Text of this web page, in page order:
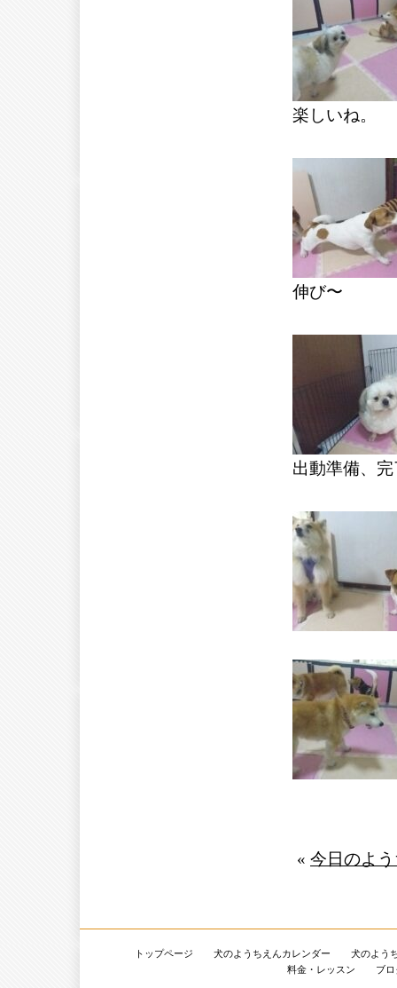
楽しいね。
伸び〜
出動準備、
« 今日のよ
トップページ 犬のようちえんカレンダー
犬のよう
料金・レッスン
ブロ